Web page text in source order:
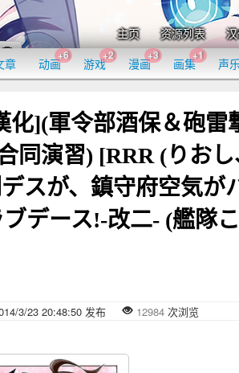
主页 资源列表
章 动画
+6
游戏
+2
漫画
+3
画集
+1
声
](軍令部酒保＆砲雷
同演習) [RRR (りおし
スが、鎮守府空気が
デース!-改二- (艦隊
3/23 20:48:50 发布 12984 次浏览